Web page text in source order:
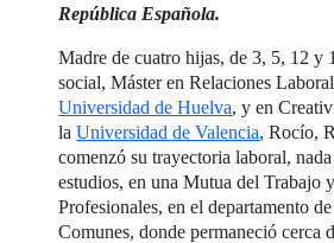
República Española.
Madre de cuatro hijas, de 3, 5, 12 y
social, Máster en Relaciones
Universidad de Huelva, y en
laUniversidad de Valencia, Rocío,
comenzó su trayectoria laboral,
estudios, en una Mutua del Trabajo
Profesionales, en el departamento
Comunes, donde permaneció cerca